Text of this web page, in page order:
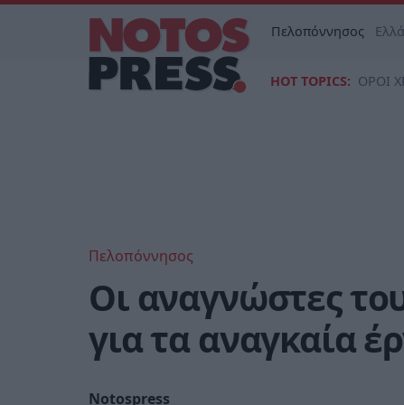
Πελοπόννησος
HOT TOPICS: ΟΡΟΙ
Πελοπόννησος
Οι αναγνώστες
για τα αναγκαία
Notospress